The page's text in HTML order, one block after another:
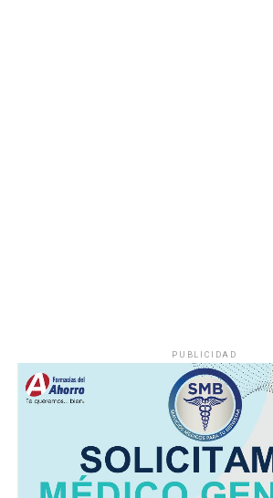
Dulce María Alducin Vallejo, habitante
explicó que la petición fue
autoridades municipales y que, tras las
realizadas en conjunto con
concretar la obra que hoy permite
suministro.
PUBLICIDAD